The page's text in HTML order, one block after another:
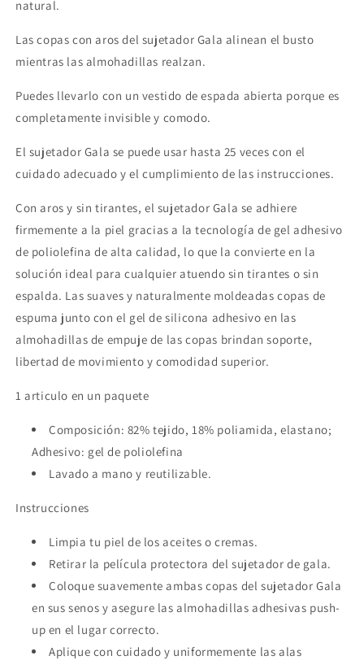
natural.
Las copas con aros del sujetador Gala alinean el busto
mientras las almohadillas realzan.
Puedes llevarlo con un vestido de espada abierta porque es
completamente invisible y comodo.
El sujetador Gala se puede usar hasta 25 veces con el
cuidado adecuado y el cumplimiento de las instrucciones.
Con aros y sin tirantes, el sujetador Gala se adhiere
firmemente a la piel gracias a la tecnología de gel adhesivo
de poliolefina de alta calidad, lo que la convierte en la
solución ideal para cualquier atuendo sin tirantes o sin
espalda. Las suaves y naturalmente moldeadas copas de
espuma junto con el gel de silicona adhesivo en las
almohadillas de empuje de las copas brindan soporte,
libertad de movimiento y comodidad superior.
1 articulo en un paquete
Composición: 82% tejido, 18% poliamida, elastano;
Adhesivo: gel de poliolefina
Lavado a mano y reutilizable.
Instrucciones
Limpia tu piel de los aceites o cremas.
Retirar la película protectora del sujetador de gala.
Coloque suavemente ambas copas del sujetador Gala
en sus senos y asegure las almohadillas adhesivas push-
up en el lugar correcto.
Aplique con cuidado y uniformemente las alas